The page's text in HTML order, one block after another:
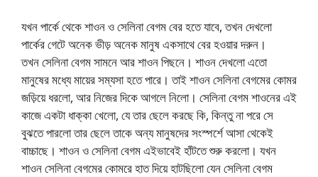
যখন পার্কে থেকে শাওন ও সেলিনা বেগম বের হতে যাবে, তখন দেখলো
পার্কের গেটে অনেক ভীড় অনেক মানুষ একসাথে বের হওয়ার দরুন।
তখন সেলিনা বেগম সামনে আর শাওন পিছনে। শাওন দেখলো এতো
মানুষের মধ্যে মায়ের সম্যসা হতে পারে। তাই শাওন সেলিনা বেগমের কোমর
জড়িয়ে ধরলো, আর নিজের দিকে আগলে নিলো। সেলিনা বেগম শাওনের এই
কাজে একটা ধাক্কা খেলো, যে তার ছেলে করছে কি, কিন্তু না পরে সে
বুঝতে পারলো তার ছেলে তাকে অন্য মানুষদের সংস্পর্শে আসা থেকেই
বাচ্চাছে। শাওন ও সেলিনা বেগম এইভাবেই হাঁটতে শুরু করলো। যখন
শাওন সেলিনা বেগমের কোমরে হাত দিয়ে হাটছিলো যেন সেলিনা বেগম